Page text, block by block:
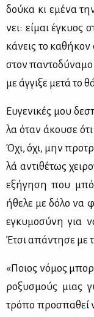
δού­κα κι εμέ­να
νει: εί­μαι έγκυος
κά­νεις το κα­θή­κον
στον πα­ντο­δύ­να­μο
με άγ­γι­ξε με­τά το
Ευ­γε­νι­κές μου
λα όταν άκου­σε
Όχι, όχι, μην
λά αντι­θέ­τως
εξή­γη­ση που
ήθε­λε με δό­λο να
εγκυ­μο­σύ­νη για
Έτσι απά­ντη­σε με
«Ποιος νό­μος
ρο­ξυ­σμούς μιας
τρό­πο προ­σπα­θεί